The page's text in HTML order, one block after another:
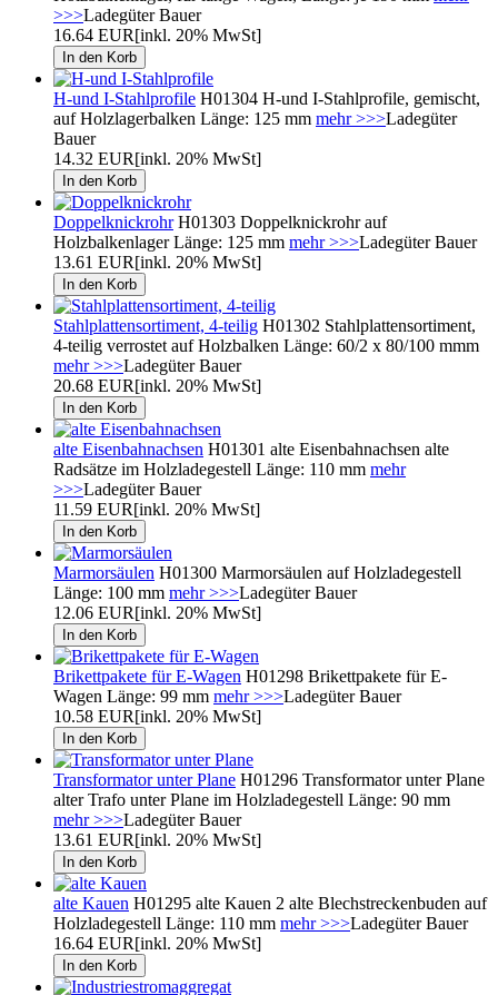
>>>Ladegüter Bauer
16.64 EUR[inkl. 20% MwSt]
H-und I-Stahlprofile H01304 H-und I-Stahlprofile, gemischt,
auf Holzlagerbalken Länge: 125 mm mehr >>>Ladegüter
Bauer
14.32 EUR[inkl. 20% MwSt]
DoppelknickrohrH01303 Doppelknickrohr auf
Holzbalkenlager Länge: 125 mm mehr >>>Ladegüter Bauer
13.61 EUR[inkl. 20% MwSt]
Stahlplattensortiment, 4-teilig H01302 Stahlplattensortiment,
4-teilig verrostet auf Holzbalken Länge: 60/2 x 80/100 mmm
mehr >>>Ladegüter Bauer
20.68 EUR[inkl. 20% MwSt]
alte Eisenbahnachsen H01301 alte Eisenbahnachsen alte
Radsätze im Holzladegestell Länge: 110 mm mehr
>>>Ladegüter Bauer
11.59 EUR[inkl. 20% MwSt]
Marmorsäulen H01300 Marmorsäulen auf Holzladegestell
Länge: 100 mm mehr >>>Ladegüter Bauer
12.06 EUR[inkl. 20% MwSt]
Brikettpakete für E-Wagen H01298 Brikettpakete für E-
Wagen Länge: 99 mm mehr >>>Ladegüter Bauer
10.58 EUR[inkl. 20% MwSt]
Transformator unter Plane H01296 Transformator unter Plane
alter Trafo unter Plane im Holzladegestell Länge: 90 mm
mehr >>>Ladegüter Bauer
13.61 EUR[inkl. 20% MwSt]
alte Kauen H01295 alte Kauen 2 alte Blechstreckenbuden auf
Holzladegestell Länge: 110 mm mehr >>>Ladegüter Bauer
16.64 EUR[inkl. 20% MwSt]